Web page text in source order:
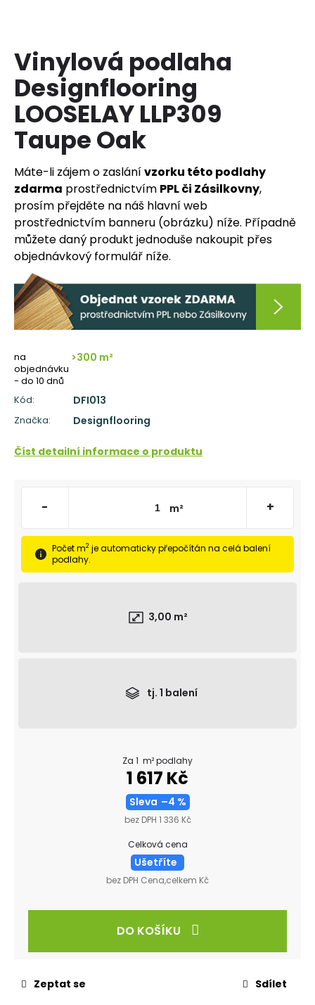
Vinylová podlaha
Designflooring
LOOSELAY LLP309
Taupe Oak
Máte-li zájem o zaslánívzorku této podlahy
zdarma prostřednictvím PPL či Zásilkovny,
prosím přejděte na náš hlavní web
prostřednictvím banneru (obrázku) níže. Případně
můžete daný produkt jednoduše nakoupit přes
objednávkový formulář níže.
na
objednávku
- do 10 dnů
>300 m²
Kód: DFI013
Značka: Designflooring
Číst detailní informace o produktu
- m² +
Počet m2 je automaticky přepočítán na celá balení
podlahy.
3,00 m²
tj. 1 balení
Za 1 m² podlahy
1 617 Kč
Sleva –4 %
bez DPH 1 336 Kč
Celková cena
Ušetříte
bez DPH Cena,celkem Kč
DO KOŠÍKU
Zeptat se Sdílet
í
t
?
D
o
p
r
u
č
u
e
m
e
TŘÍVRSTVÁ
PODLAHA
DUB
803
Kč
Původně:
160